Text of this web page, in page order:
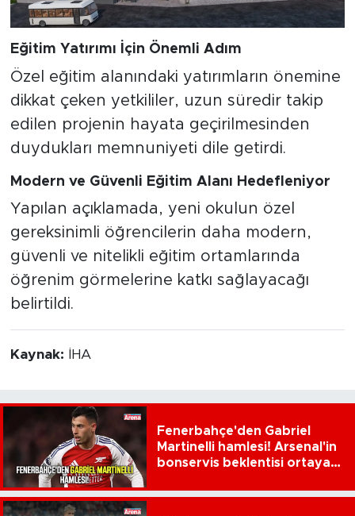
Eğitim Yatırımı İçin Önemli Adım
Özel eğitim alanındaki yatırımların önemine
dikkat çeken yetkililer, uzun süredir takip
edilen projenin hayata geçirilmesinden
duydukları memnuniyeti dile getirdi.
Modern ve Güvenli Eğitim Alanı Hedefleniyor
Yapılan açıklamada, yeni okulun özel
gereksinimli öğrencilerin daha modern,
güvenli ve nitelikli eğitim ortamlarında
öğrenim görmelerine katkı sağlayacağı
belirtildi.
Kaynak: İHA
Fenerbahçe'den Gabriel
Martinelli hamlesi! Arsenal'in
bonservis beklentisi ortaya